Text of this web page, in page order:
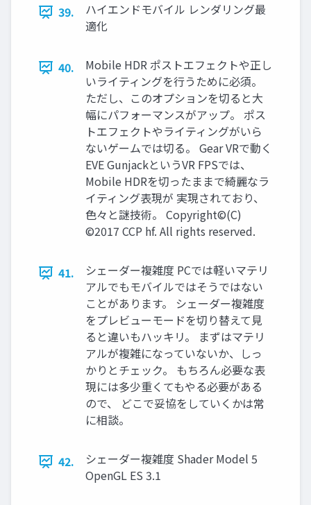
39.
ハイエンドモバイル レンダリング最
適化
40.
Mobile HDR ポストエフェクトや正し
いライティングを行うために必須。
ただし、このオプションを切ると大
幅にパフォーマンスがアップ。 ポス
トエフェクトやライティングがいら
ないゲームでは切る。 Gear VRで動く
EVE GunjackというVR FPSでは、
Mobile HDRを切ったままで綺麗なラ
イティング表現が 実現されており、
色々と謎技術。 Copyright©(C)
©2017 CCP hf. All rights reserved.
41.
シェーダー複雑度 PCでは軽いマテリ
アルでもモバイルではそうではない
ことがあります。 シェーダー複雑度
をプレビューモードを切り替えて見
ると違いもハッキリ。 まずはマテリ
アルが複雑になっていないか、しっ
かりとチェック。 もちろん必要な表
現には多少重くてもやる必要がある
ので、 どこで妥協をしていくかは常
に相談。
42.
シェーダー複雑度 Shader Model 5
OpenGL ES 3.1